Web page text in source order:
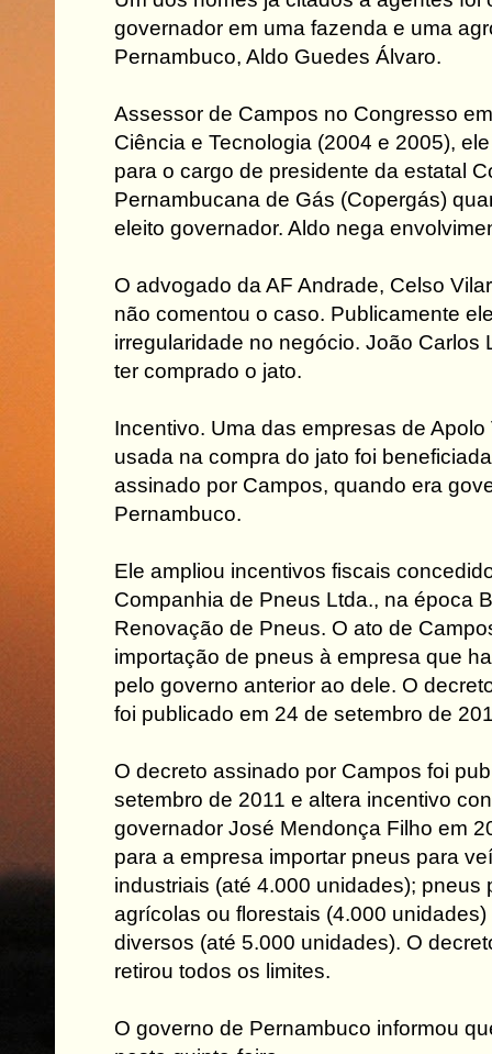
governador em uma fazenda e uma
Pernambuco, Aldo Guedes Álvaro.
Assessor de Campos no Congresso
Ciência e Tecnologia (2004 e 2005),
para o cargo de presidente da estatal
Pernambucana de Gás (Copergás)
eleito governador. Aldo nega
O advogado da AF Andrade, Celso
não comentou o caso. Publicamente
irregularidade no negócio. João Carlos
ter comprado o jato.
Incentivo. Uma das empresas de
usada na compra do jato foi
assinado por Campos, quando era
Pernambuco.
Ele ampliou incentivos fiscais
Companhia de Pneus Ltda., na época
Renovação de Pneus. O ato de
importação de pneus à empresa que
pelo governo anterior ao dele. O
foi publicado em 24 de setembro de
O decreto assinado por Campos foi
setembro de 2011 e altera incentivo
governador José Mendonça Filho em
para a empresa importar pneus para
industriais (até 4.000 unidades); pneus
agrícolas ou florestais (4.000
diversos (até 5.000 unidades). O
retirou todos os limites.
O governo de Pernambuco informou